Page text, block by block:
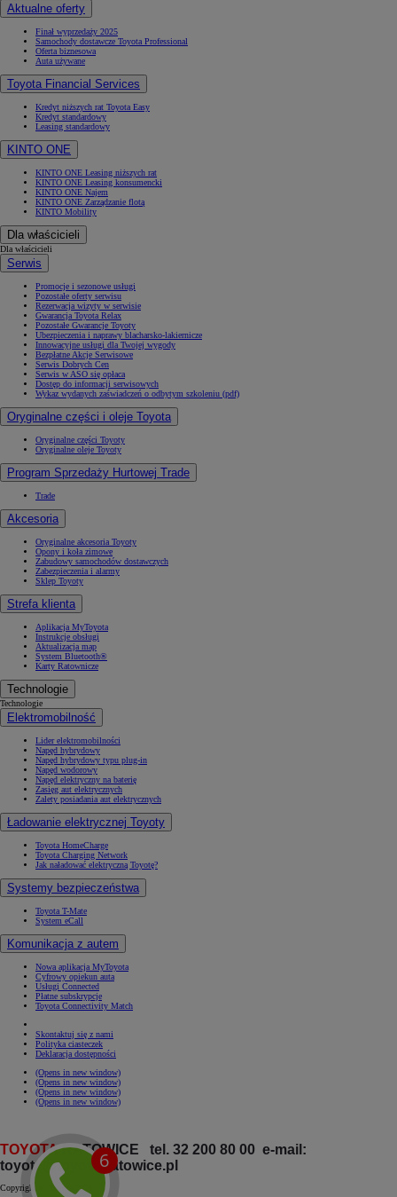
Aktualne oferty
Finał wyprzedaży 2025
Samochody dostawcze Toyota Professional
Oferta biznesowa
Auta używane
Toyota Financial Services
Kredyt niższych rat Toyota Easy
Kredyt standardowy
Leasing standardowy
KINTO ONE
KINTO ONE Leasing niższych rat
KINTO ONE Leasing konsumencki
KINTO ONE Najem
KINTO ONE Zarządzanie flotą
KINTO Mobility
Dla właścicieli
Dla właścicieli
Serwis
Promocje i sezonowe usługi
Pozostałe oferty serwisu
Rezerwacja wizyty w serwisie
Gwarancja Toyota Relax
Pozostałe Gwarancje Toyoty
Ubezpieczenia i naprawy blacharsko-lakiernicze
Innowacyjne usługi dla Twojej wygody
Bezpłatne Akcje Serwisowe
Serwis Dobrych Cen
Serwis w ASO się opłaca
Dostęp do informacji serwisowych
Wykaz wydanych zaświadczeń o odbytym szkoleniu (pdf)
Oryginalne części i oleje Toyota
Oryginalne części Toyoty
Oryginalne oleje Toyoty
Program Sprzedaży Hurtowej Trade
Trade
Akcesoria
Oryginalne akcesoria Toyoty
Opony i koła zimowe
Zabudowy samochodów dostawczych
Zabezpieczenia i alarmy
Sklep Toyoty
Strefa klienta
Aplikacja MyToyota
Instrukcje obsługi
Aktualizacja map
System Bluetooth®
Karty Ratownicze
Technologie
Technologie
Elektromobilność
Lider elektromobilności
Napęd hybrydowy
Napęd hybrydowy typu plug-in
Napęd wodorowy
Napęd elektryczny na baterię
Zasięg aut elektrycznych
Zalety posiadania aut elektrycznych
Ładowanie elektrycznej Toyoty
Toyota HomeCharge
Toyota Charging Network
Jak naładować elektryczną Toyotę?
Systemy bezpieczeństwa
Toyota T-Mate
System eCall
Komunikacja z autem
Nowa aplikacja MyToyota
Cyfrowy opiekun auta
Usługi Connected
Płatne subskrypcje
Toyota Connectivity Match
Skontaktuj się z nami
Polityka ciasteczek
Deklaracja dostępności
(Opens in new window)
(Opens in new window)
(Opens in new window)
(Opens in new window)
TOYOTAKATOWICE tel. 32 200 80 00 e-mail:
toyota@toyota.katowice.pl
Copyright © Toyota 2026